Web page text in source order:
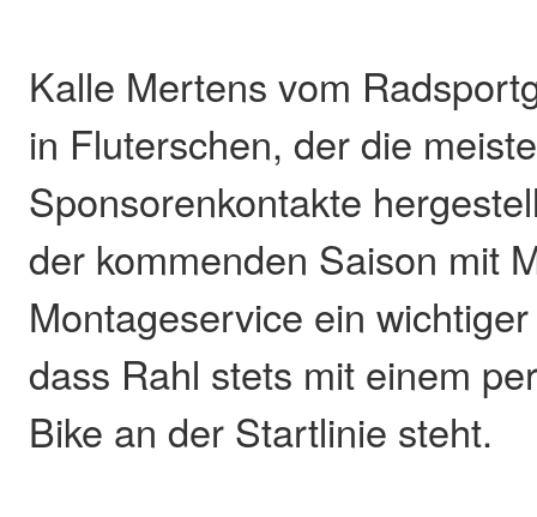
Kalle Mertens vom
in Fluterschen, der die
Sponsorenkontakte
der kommenden Saison mit
Montageservice ein
dass Rahl stets mit einem
Bike an der Startlinie steht.